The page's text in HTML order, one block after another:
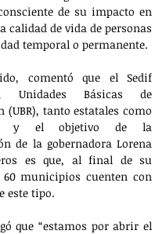
de su impacto en
calidad de vida de personas
temporal o permanente.
comentó que el Sedif
Unidades Básicas de
(UBR), tanto estatales como
y el objetivo de la
de la gobernadora Lorena
es que, al final de su
60 municipios cuenten con
este tipo.
que “estamos por abrir el